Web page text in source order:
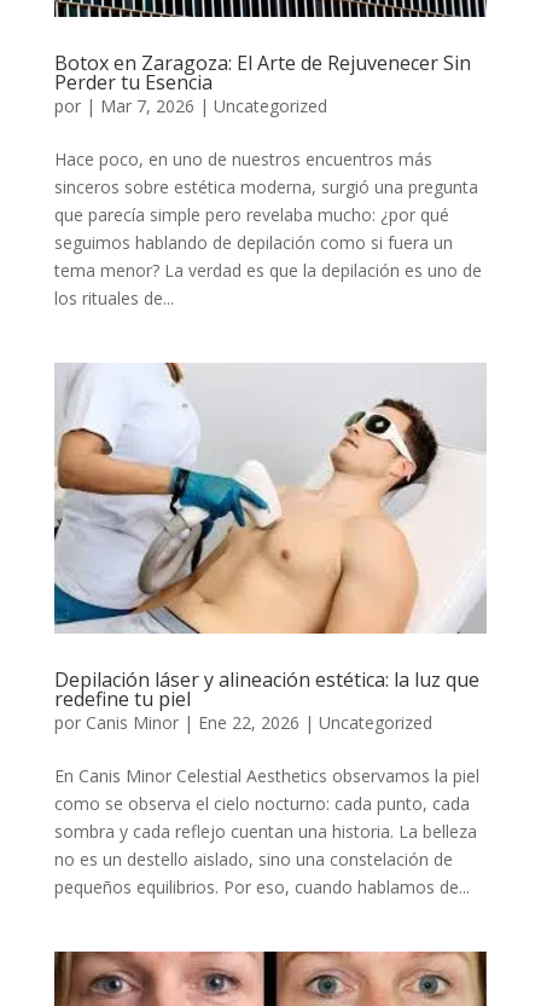
Botox en Zaragoza: El Arte de Rejuvenecer Sin
Perder tu Esencia
por | Mar 7, 2026 | Uncategorized
Hace poco, en uno de nuestros encuentros más
sinceros sobre estética moderna, surgió una pregunta
que parecía simple pero revelaba mucho: ¿por qué
seguimos hablando de depilación como si fuera un
tema menor? La verdad es que la depilación es uno de
los rituales de...
Depilación láser y alineación estética: la luz que
redefine tu piel
por Canis Minor| Ene 22, 2026 | Uncategorized
En Canis Minor Celestial Aesthetics observamos la piel
como se observa el cielo nocturno: cada punto, cada
sombra y cada reflejo cuentan una historia. La belleza
no es un destello aislado, sino una constelación de
pequeños equilibrios. Por eso, cuando hablamos de...